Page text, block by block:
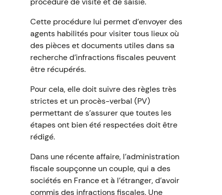
Cette procédure lui permet d’envoyer des
agents habilités pour visiter tous lieux où
des pièces et documents utiles dans sa
recherche d’infractions fiscales peuvent
être récupérés.
Pour cela, elle doit suivre des règles très
strictes et un procès-verbal (PV)
permettant de s’assurer que toutes les
étapes ont bien été respectées doit être
rédigé.
Dans une récente affaire, l’administration
fiscale soupçonne un couple, qui a des
sociétés en France et à l’étranger, d’avoir
commis des infractions fiscales. Une